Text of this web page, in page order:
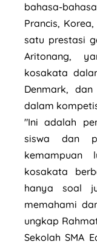
bahasa-
Prancis,
satu prestasi
Aritonang,
kosakata
Denmark,
dalam
"Ini adalah
siswa dan
kemampuan
kosakata
hanya soal
memahami
ungkap
Sekolah SMA